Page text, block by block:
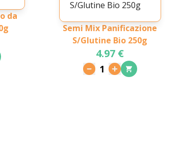
da
Semi Mix Panificazione
S/Glutine Bio 250g
4.97 €
1